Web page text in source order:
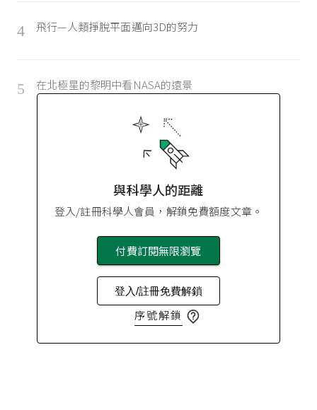
4 飛行—人類掙脫平面邁向3D的努力
5 在北極星的黎明中看NASA的遠景
與科學人的距離
登入/註冊科學人會員，解鎖免費額度文章。
付費訂閱無限瀏覽
登入/註冊免費解鎖
序號解鎖